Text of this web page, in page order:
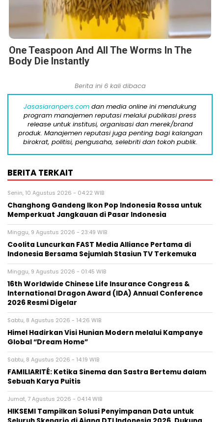
One Teaspoon And All The Worms In The
Body Die Instantly
Berita ini 6 kali dibaca
Jasasiaranpers.com dan media online ini mendukung
program manajemen reputasi melalui publikasi press
release untuk institusi, organisasi dan merek/brand
produk. Manajemen reputasi juga penting bagi kalangan
birokrat, politisi, pengusaha, selebriti dan tokoh publik.
BERITA TERKAIT
Senin, 10 Agustus 2026 - 04:22 WIB
Changhong Gandeng Ikon Pop Indonesia Rossa untuk
Memperkuat Jangkauan di Pasar Indonesia
Minggu, 9 Agustus 2026 - 23:49 WIB
Coolita Luncurkan FAST Media Alliance Pertama di
Indonesia Bersama Sejumlah Stasiun TV Terkemuka
Minggu, 9 Agustus 2026 - 01:45 WIB
16th Worldwide Chinese Life Insurance Congress &
International Dragon Award (IDA) Annual Conference
2026 Resmi Digelar
Sabtu, 8 Agustus 2026 - 14:26 WIB
Himel Hadirkan Visi Hunian Modern melalui Kampanye
Global “Dream Home”
Sabtu, 8 Agustus 2026 - 14:19 WIB
FAMILIARITÉ: Ketika Sinema dan Sastra Bertemu dalam
Sebuah Karya Puitis
Jumat, 7 Agustus 2026 - 04:14 WIB
HIKSEMI Tampilkan Solusi Penyimpanan Data untuk